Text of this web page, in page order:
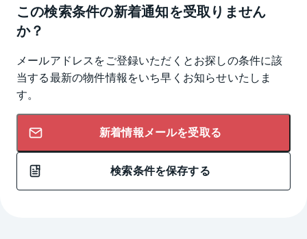
この検索条件の新着通知を受取りません
か？
メールアドレスをご登録いただくとお探しの条件に該
当する最新の物件情報をいち早くお知らせいたしま
す。
新着情報メールを受取る
検索条件を保存する